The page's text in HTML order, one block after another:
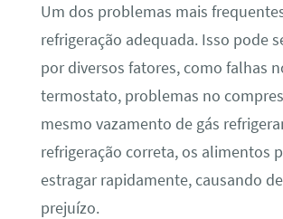
Um dos problemas mais
refrigeração adequada. Isso pode
por diversos fatores, como falhas
termostato, problemas no
mesmo vazamento de gás
refrigeração correta, os alimentos
estragar rapidamente, causando
prejuízo.